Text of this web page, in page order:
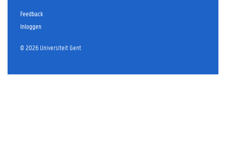
Feedback
Inloggen
© 2026 Universiteit Gent